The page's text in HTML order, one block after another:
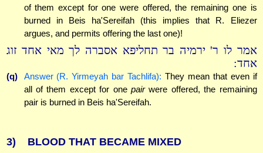
of them except for one were offered, the remaining one is
burned in Beis ha'Sereifah (this implies that R. Eliezer
argues, and permits offering the last one)!
אמר לו ר' ירמיה בר תחליפא אסברה לך מאי אחד זוג
אחד:
(q) Answer (R. Yirmeyah bar Tachlifa): They mean that even if
all of them except for one pairwere offered, the remaining
pair is burned in Beis ha'Sereifah.
3) BLOOD THAT BECAME MIXED